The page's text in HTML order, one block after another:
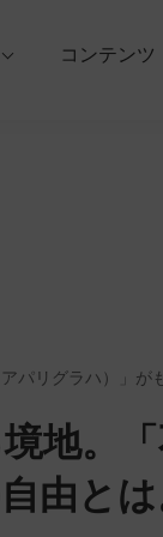
コンテンツ
パリグラハ）」が
地。
由と